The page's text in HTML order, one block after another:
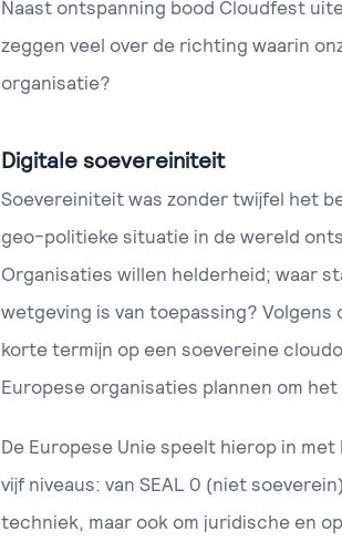
Naast ontspanning bood Cloudfest
zeggen veel over de richting waarin
organisatie?
Digitale soevereiniteit
Soevereiniteit was zonder twijfel het
geo-politieke situatie in de wereld
Organisaties willen helderheid; waar
wetgeving is van toepassing?
korte termijn op een soevereine
Europese organisaties plannen om
De Europese Unie speelt hierop in
vijf niveaus: van SEAL 0 (niet
techniek, maar ook om juridische en